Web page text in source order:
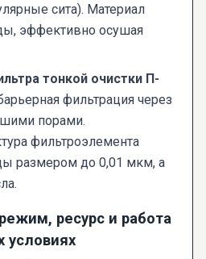
сита). Материал
эффективно осушая
тонкой очистки П-
фильтрация через
порами.
фильтроэлемента
размером до 0,01 мкм, а
ресурс и работа
условиях